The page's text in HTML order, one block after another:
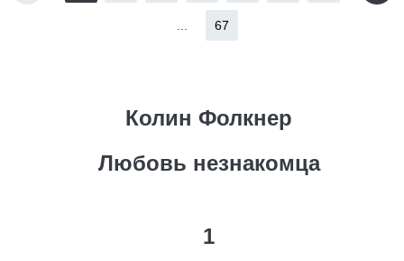
67
Колин Фолкнер
Любовь незнакомца
1